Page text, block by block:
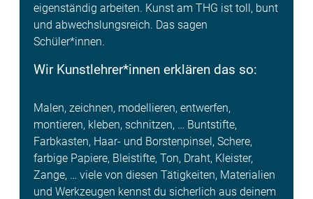
eigenständig arbeiten. Kunst am THG ist toll, bunt
und abwechslungsreich. Das sagen
Schüler*innen.
Wir Kunstlehrer*innen erklären das so:
Malen, zeichnen, modellieren, entwerfen,
montieren, kleben, schnitzen, … Bunt­stifte,
Farbkasten, Haar- und Borstenpinsel, Schere,
farbige Papiere, Bleistifte, Ton, Draht, Kleister,
Zange, … viele von diesen Tätigkeiten, Materialien
und Werkzeugen kennst du sicherlich aus deinem